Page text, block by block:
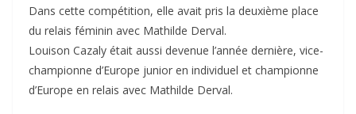
Dans cette compétition, elle avait pris la deuxième place
du relais féminin avec Mathilde Derval.
Louison Cazaly était aussi devenue l’année dernière, vice-
championne d’Europe junior en individuel et championne
d’Europe en relais avec Mathilde Derval.